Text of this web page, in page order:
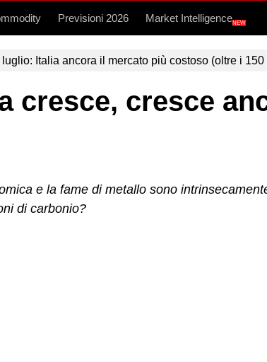
Previsioni 2026 Market IntelligenceNEW
Italia ancora il mercato più costoso (oltre i 150
cresce, cresce
e la fame di metallo sono
di carbonio?